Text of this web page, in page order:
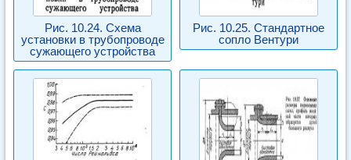
Рис. 10.24. Схема
установки в трубопроводе
сужающего устройства
Рис. 10.25. Стандартное
сопло Вентури